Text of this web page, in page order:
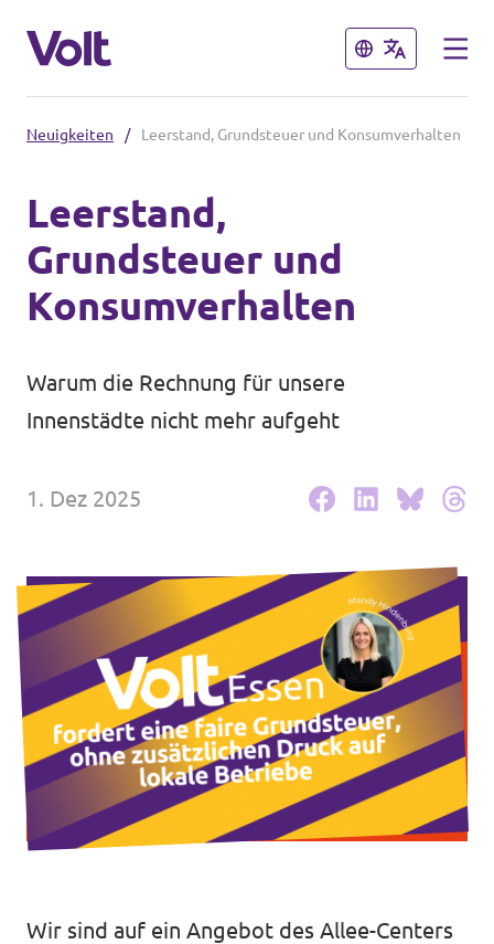
Schließen
Website von Volt NRW
Teams vor Ort in NRW
Website
Volt Deutschland Merchandise Shop
Schließen
Programm
Über Volt
Menschen
Presse
Mache bei uns mit!
Deine Spende für Volt!
Jobs bei Volt
Neuigkeiten / Leerstand, Grundsteuer und Konsumverhalten
Leerstand,
Grundsteuer und
Konsumverhalten
Warum die Rechnung für unsere
Innenstädte nicht mehr aufgeht
1. Dez 2025
Wir sind auf ein Angebot des Allee-Centers